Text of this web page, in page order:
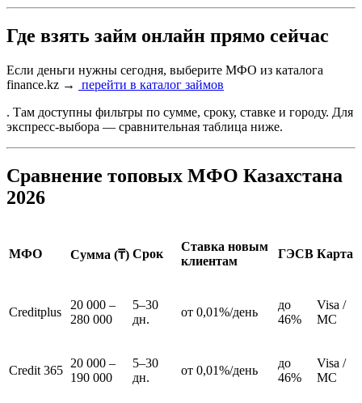
Где взять займ онлайн прямо сейчас
Если деньги нужны сегодня, выберите МФО из каталога
finance.kz →
перейти в каталог займов
. Там доступны фильтры по сумме, сроку, ставке и городу. Для
экспресс-выбора — сравнительная таблица ниже.
Сравнение топовых МФО Казахстана
2026
МФО Сумма (₸) Срок
Ставка новым
клиентам
ГЭСВ Карта
Creditplus
20 000 –
280 000
5–30
дн.
от 0,01%/день
до
46%
Visa /
MC
Credit 365
20 000 –
190 000
5–30
дн.
от 0,01%/день
до
46%
Visa /
MC